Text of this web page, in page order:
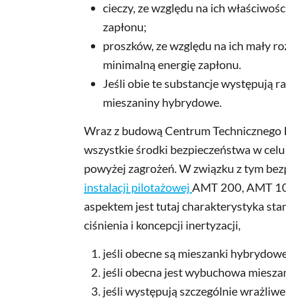
cieczy, ze względu na ich
zapłonu;
proszków, ze względu na ich mały
minimalną energię zapłonu.
Jeśli obie te substancje występują
mieszaniny hybrydowe.
Wraz z budową Centrum Technicznego
wszystkie środki bezpieczeństwa w
powyżej zagrożeń. W związku z tym
instalacji pilotażowej AMT 200, AMT
aspektem jest tutaj charakterystyka
ciśnienia i koncepcji inertyzacji,
jeśli obecne są mieszanki
jeśli obecna jest wybuchowa
jeśli występują szczególnie